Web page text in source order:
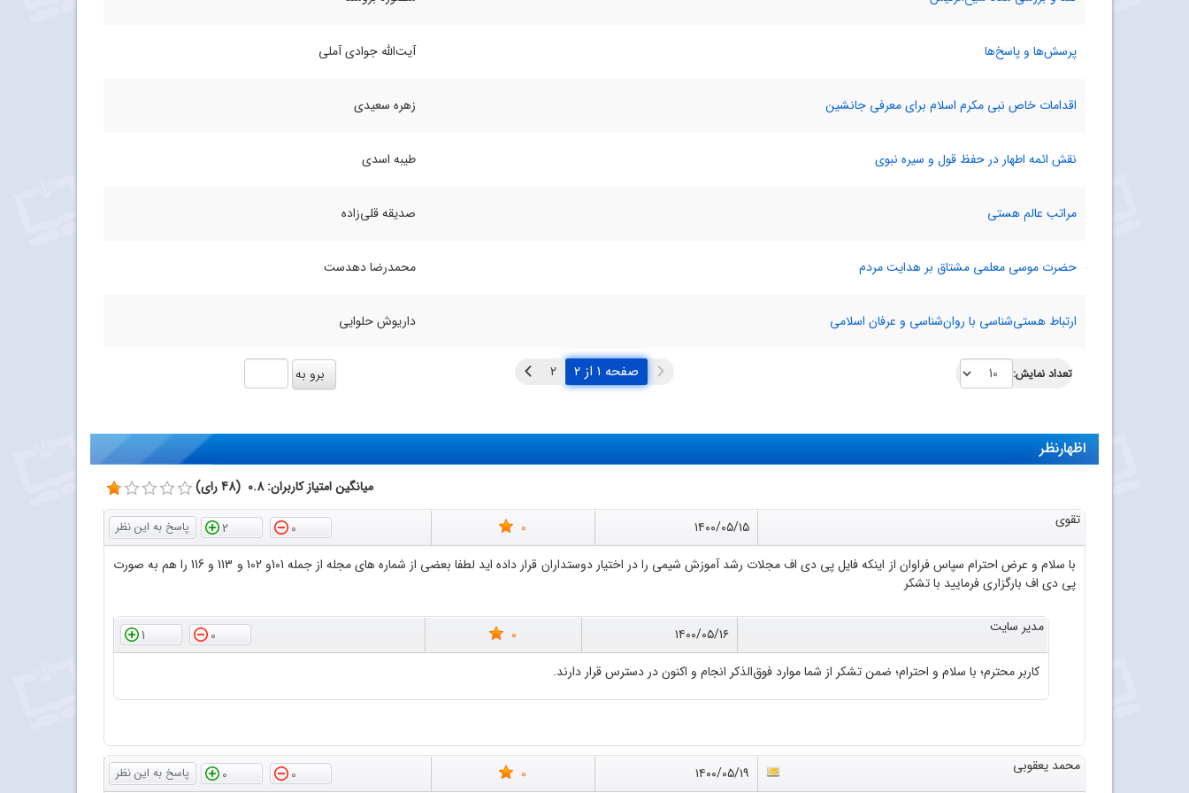
پرسش‌ها و پاسخ‌ها آیت‌الله جوادی آملی
اقدامات خاص نبی مکرم اسلام برای معرفی جانشین زهره سعیدی
نقش ائمه اطهار در حفظ قول و سیره نبوی طیبه اسدی
مراتب عالم هستی صدیقه قلی‌زاده
حضرت موسی معلمی مشتاق بر هدایت مردم محمدرضا دهدست
ارتباط هستی‌شناسی با روان‌شناسی و عرفان اسلامی داریوش حلوایی
تعداد نمایش: صفحه ۱ از ۲
اظهارنظر
میانگین امتیاز کاربران: 0.8 (48 رای)
تقوی
۱۴۰۰/۰۵/۱۵ 0
0
2
با سلام و عرض احترام سپاس فراوان از اینکه فایل پی دی اف مجلات رشد آموزش شیمی را در اختیار دوستداران قرار داده اید لطفا بعضی از شماره های مجله از جمله 101و 102 و 113 و 116 را هم به صورت
پی دی اف بارگزاری فرمایید با تشکر
مدیر سایت ۱۴۰۰/۰۵/۱۶ 0
0
1
کاربر محترم؛ با سلام و احترام؛ ضمن تشکر از شما موارد فوق‌الذکر انجام و اکنون در دسترس قرار دارند.
محمد یعقوبی ۱۴۰۰/۰۵/۱۹ 0
0
0